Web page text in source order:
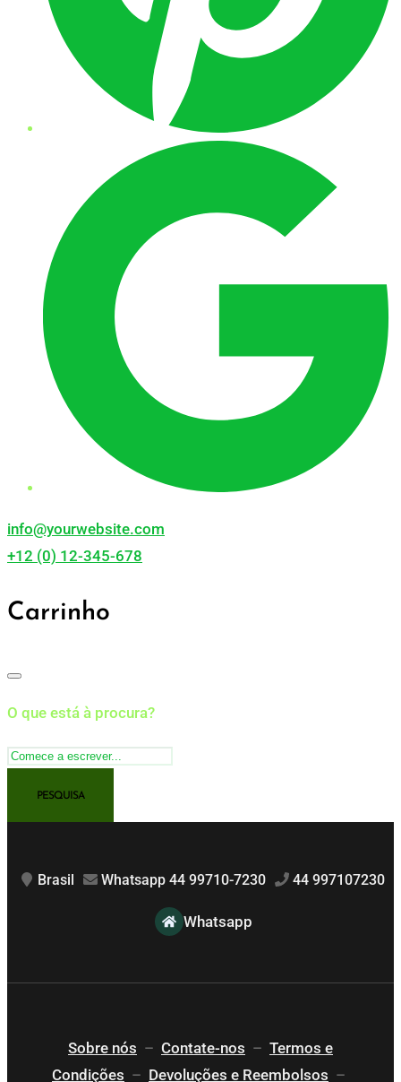
info@yourwebsite.com
+12 (0) 12-345-678
Carrinho
O que está à procura?
Brasil Whatsapp 44 99710-7230 44 997107230
Whatsapp
Sobre nós – Contate-nos – Termos e
Condições – Devoluções e Reembolsos –